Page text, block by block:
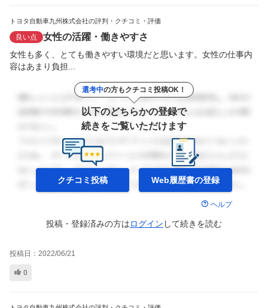
トヨタ自動車九州株式会社の評判・クチコミ・評価
良い点 女性の活躍・働きやすさ
女性も多く、とても働きやすい環境だと思います。女性の仕事内
容はあまり負担...
選考中の方もクチコミ投稿OK！
以下のどちらかの登録で
続きをご覧いただけます
クチコミ投稿 Web履歴書の登録
ヘルプ
投稿・登録済みの方はログイン して続きを読む
投稿日： 2022/06/21
0